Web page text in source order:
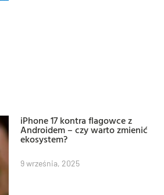
iPhone 17 kontra flagowce z
Androidem – czy warto zmienić
ekosystem?
9 września, 2025